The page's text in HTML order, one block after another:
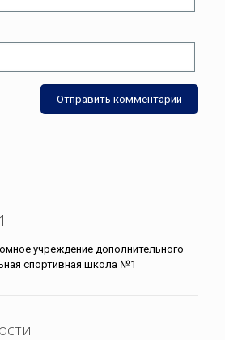
учреждение дополнительного
спортивная школа №1